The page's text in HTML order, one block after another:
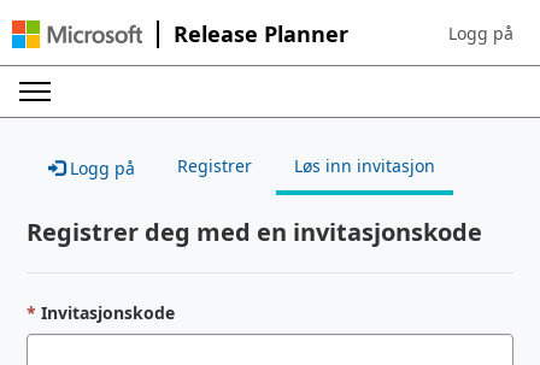
Release Planner Sign in to
Logg på
Logg på Registrer Løs inn invitasjon
Registrer deg med en invitasjonskode
Invitasjonskode